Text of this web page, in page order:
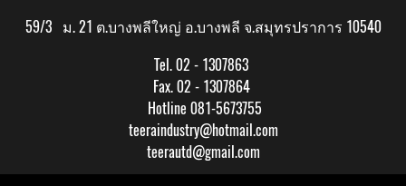
59/3 ม. 21 ต.บางพลีใหญ่ อ.บางพลี จ.สมุทรปราการ 10540
Tel. 02 - 1307863
Fax. 02 - 1307864
Hotline 081-5673755
teeraindustry@hotmail.com
teerautd@gmail.com